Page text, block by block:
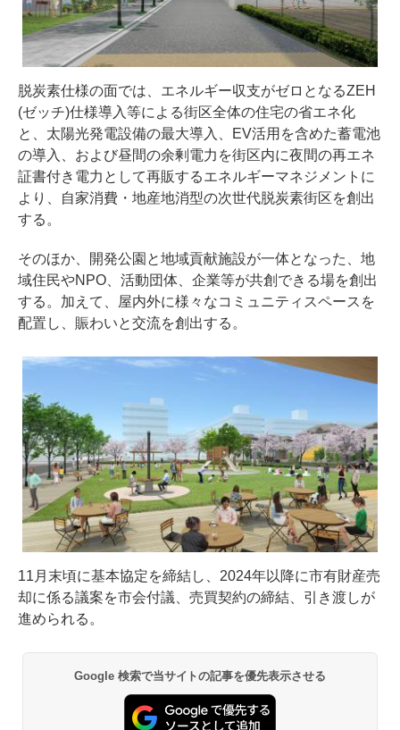
脱炭素仕様の面では、エネルギー収支がゼロとなるZEH
(ゼッチ)仕様導入等による街区全体の住宅の省エネ化
と、太陽光発電設備の最大導入、EV活用を含めた蓄電池
の導入、および昼間の余剰電力を街区内に夜間の再エネ
証書付き電力として再販するエネルギーマネジメントに
より、自家消費・地産地消型の次世代脱炭素街区を創出
する。
そのほか、開発公園と地域貢献施設が一体となった、地
域住民やNPO、活動団体、企業等が共創できる場を創出
する。加えて、屋内外に様々なコミュニティスペースを
配置し、賑わいと交流を創出する。
11月末頃に基本協定を締結し、2024年以降に市有財産売
却に係る議案を市会付議、売買契約の締結、引き渡しが
進められる。
Google 検索で当サイトの記事を優先表示させる